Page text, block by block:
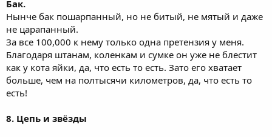
Бак.
Нынче бак пошарпанный, но не битый, не мятый и даже
не царапанный.
За все 100,000 к нему только одна претензия у меня.
Благодаря штанам, коленкам и сумке он уже не блестит
как у кота яйки, да, что есть то есть. Зато его хватает
больше, чем на полтысячи километров, да, что есть то
есть!
8. Цепь и звёзды